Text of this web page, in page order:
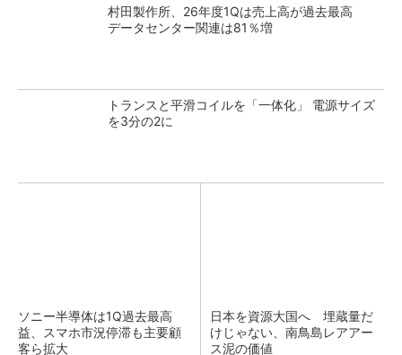
村田製作所、26年度1Qは売上高が過去最高
データセンター関連は81％増
トランスと平滑コイルを「一体化」 電源サイズ
を3分の2に
ソニー半導体は1Q過去最高
益、スマホ市況停滞も主要顧
客ら拡大
日本を資源大国へ 埋蔵量だ
けじゃない、南鳥島レアアー
ス泥の価値